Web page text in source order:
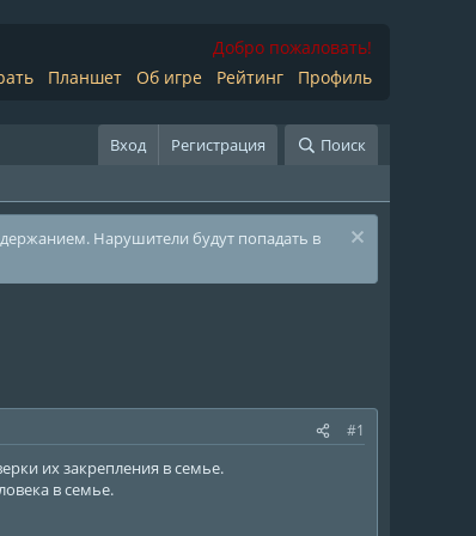
Добро пожаловать!
Планшет Об игре Рейтинг Профиль
Вход Регистрация
Поиск
Нарушители будут попадать в
#1
их закрепления в семье.
в семье.